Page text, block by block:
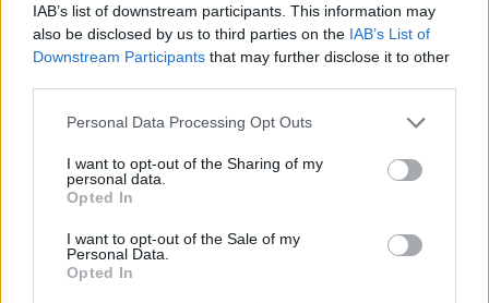
IAB’s list of downstream participants. This information may
also be disclosed by us to third parties on the IAB’s List of
Downstream Participants that may further disclose it to other
Please note that this website/app uses one or more Google
not limited to your visit or usage behaviour. You may click to
grant or deny consent to Google and its third-party tags to
use your data for below specified purposes in below Google
consent section.
Personal Data Processing Opt Outs
I want to opt-out of the Sharing of my
personal data.
Opted In
I want to opt-out of the Sale of my
Personal Data.
Opted In
Fotó: Chung Sung-Jun / Europress / Getty